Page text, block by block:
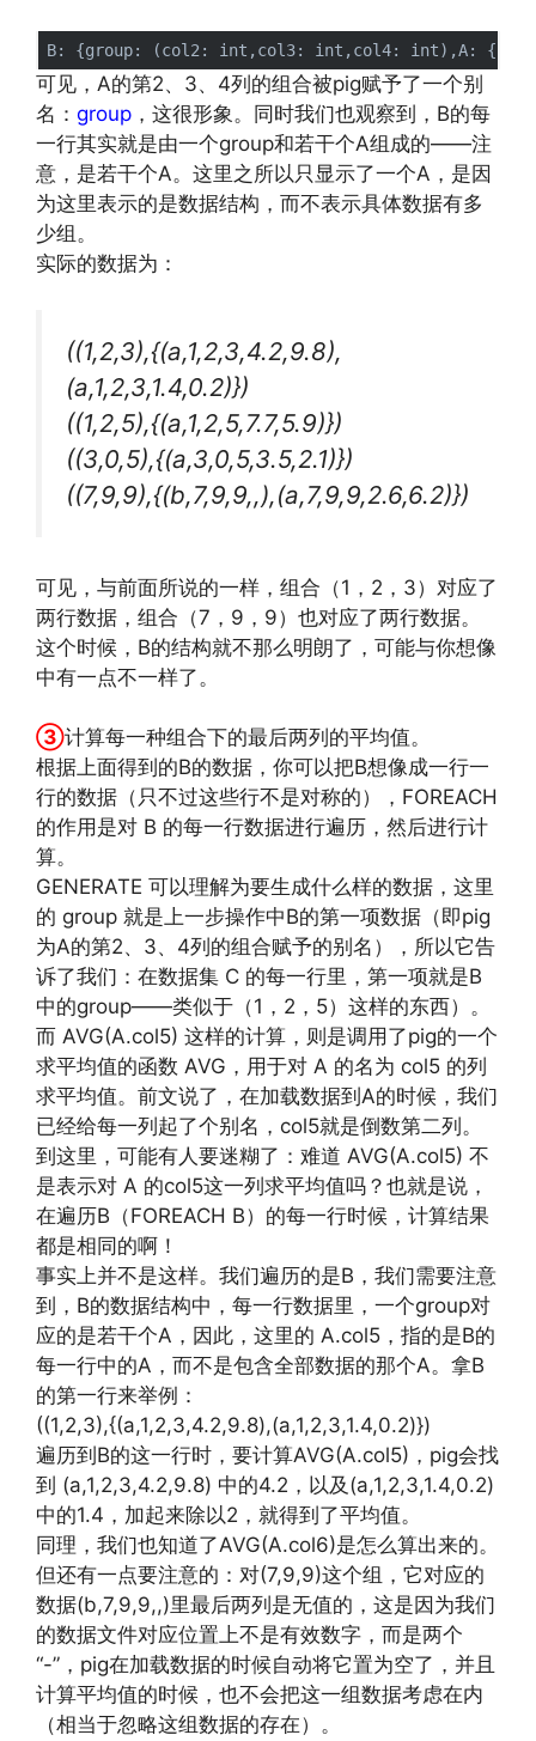
可见，A的第2、3、4列的组合被pig赋予了一个别
名： group ，这很形象。同时我们也观察到，B的每
一行其实就是由一个group和若干个A组成的——注
意，是若干个A。这里之所以只显示了一个A，是因
为这里表示的是数据结构，而不表示具体数据有多
少组。
实际的数据为：
((1,2,3),{(a,1,2,3,4.2,9.8),
(a,1,2,3,1.4,0.2)})
((1,2,5),{(a,1,2,5,7.7,5.9)})
((3,0,5),{(a,3,0,5,3.5,2.1)})
((7,9,9),{(b,7,9,9,,),(a,7,9,9,2.6,6.2)})
可见，与前面所说的一样，组合（1，2，3）对应了
两行数据，组合（7，9，9）也对应了两行数据。
这个时候，B的结构就不那么明朗了，可能与你想像
中有一点不一样了。
③计算每一种组合下的最后两列的平均值。
根据上面得到的B的数据，你可以把B想像成一行一
行的数据（只不过这些行不是对称的），FOREACH
的作用是对 B 的每一行数据进行遍历，然后进行计
算。
GENERATE 可以理解为要生成什么样的数据，这里
的 group 就是上一步操作中B的第一项数据（即pig
为A的第2、3、4列的组合赋予的别名），所以它告
诉了我们：在数据集 C 的每一行里，第一项就是B
中的group——类似于（1，2，5）这样的东西）。
而 AVG(A.col5) 这样的计算，则是调用了pig的一个
求平均值的函数 AVG，用于对 A 的名为 col5 的列
求平均值。前文说了，在加载数据到A的时候，我们
已经给每一列起了个别名，col5就是倒数第二列。
到这里，可能有人要迷糊了：难道 AVG(A.col5) 不
是表示对 A 的col5这一列求平均值吗？也就是说，
在遍历B（FOREACH B）的每一行时候，计算结果
都是相同的啊！
事实上并不是这样。我们遍历的是B，我们需要注意
到，B的数据结构中，每一行数据里，一个group对
应的是若干个A，因此，这里的 A.col5，指的是B的
每一行中的A，而不是包含全部数据的那个A。拿B
的第一行来举例：
((1,2,3),{(a,1,2,3,4.2,9.8),(a,1,2,3,1.4,0.2)})
遍历到B的这一行时，要计算AVG(A.col5)，pig会找
到 (a,1,2,3,4.2,9.8) 中的4.2，以及(a,1,2,3,1.4,0.2)
中的1.4，加起来除以2，就得到了平均值。
同理，我们也知道了AVG(A.col6)是怎么算出来的。
但还有一点要注意的：对(7,9,9)这个组，它对应的
数据(b,7,9,9,,)里最后两列是无值的，这是因为我们
的数据文件对应位置上不是有效数字，而是两个
“-”，pig在加载数据的时候自动将它置为空了，并且
计算平均值的时候，也不会把这一组数据考虑在内
（相当于忽略这组数据的存在）。